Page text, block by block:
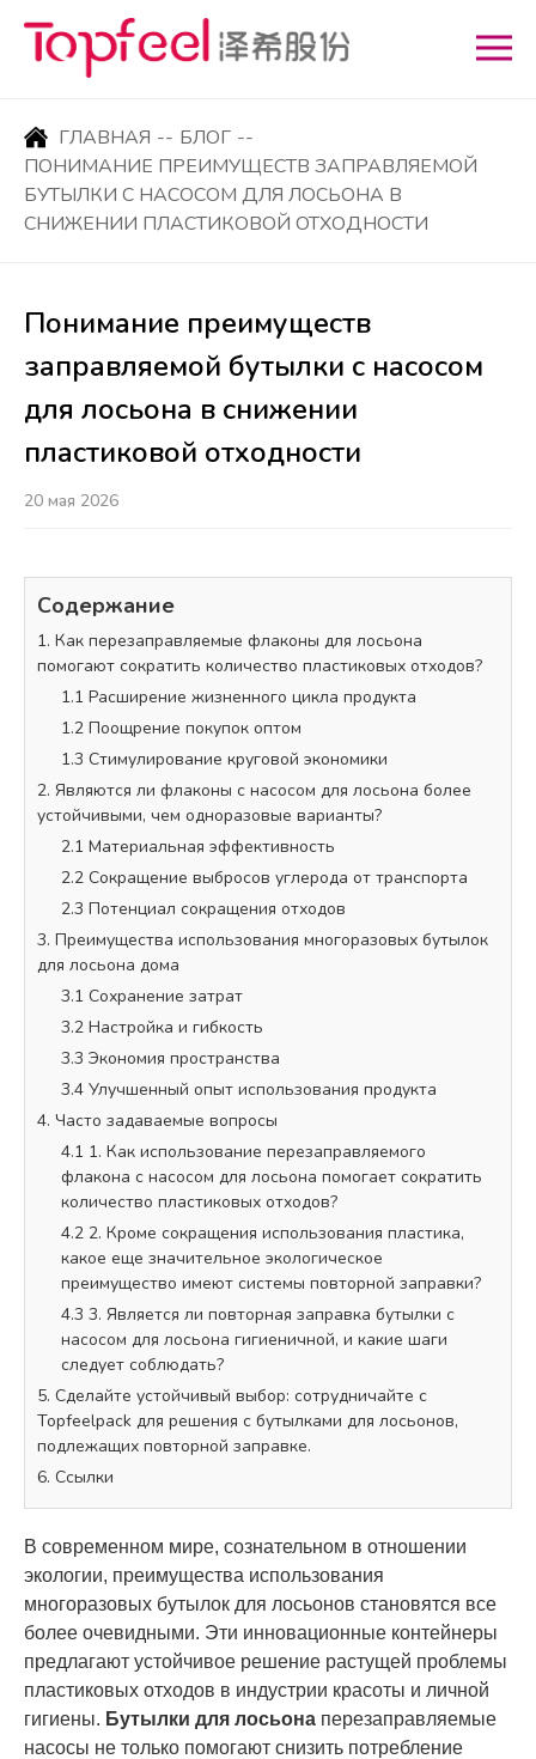
ГЛАВНАЯ -- БЛОГ --
ПОНИМАНИЕ ПРЕИМУЩЕСТВ ЗАПРАВЛЯЕМОЙ
БУТЫЛКИ С НАСОСОМ ДЛЯ ЛОСЬОНА В
СНИЖЕНИИ ПЛАСТИКОВОЙ ОТХОДНОСТИ
Понимание преимуществ
заправляемой бутылки с насосом
для лосьона в снижении
пластиковой отходности
20 мая 2026
Содержание
1. Как перезаправляемые флаконы для лосьона
помогают сократить количество пластиковых отходов?
1.1 Расширение жизненного цикла продукта
1.2 Поощрение покупок оптом
1.3 Стимулирование круговой экономики
2. Являются ли флаконы с насосом для лосьона более
устойчивыми, чем одноразовые варианты?
2.1 Материальная эффективность
2.2 Сокращение выбросов углерода от транспорта
2.3 Потенциал сокращения отходов
3. Преимущества использования многоразовых бутылок
для лосьона дома
3.1 Сохранение затрат
3.2 Настройка и гибкость
3.3 Экономия пространства
3.4 Улучшенный опыт использования продукта
4. Часто задаваемые вопросы
4.1 1. Как использование перезаправляемого
флакона с насосом для лосьона помогает сократить
количество пластиковых отходов?
4.2 2. Кроме сокращения использования пластика,
какое еще значительное экологическое
преимущество имеют системы повторной заправки?
4.3 3. Является ли повторная заправка бутылки с
насосом для лосьона гигиеничной, и какие шаги
следует соблюдать?
5. Сделайте устойчивый выбор: сотрудничайте с
Topfeelpack для решения с бутылками для лосьонов,
подлежащих повторной заправке.
6. Ссылки
В современном мире, сознательном в отношении
экологии, преимущества использования
многоразовых бутылок для лосьонов становятся все
более очевидными. Эти инновационные контейнеры
предлагают устойчивое решение растущей проблемы
пластиковых отходов в индустрии красоты и личной
гигиены. Бутылки для лосьона перезаправляемые
насосы не только помогают снизить потребление